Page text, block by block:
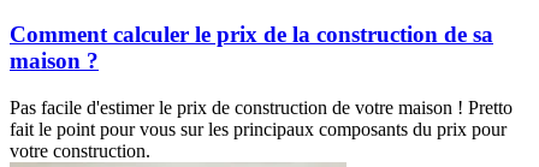
Comment calculer le prix de la construction de sa
maison ?
Pas facile d'estimer le prix de construction de votre maison ! Pretto
fait le point pour vous sur les principaux composants du prix pour
votre construction.